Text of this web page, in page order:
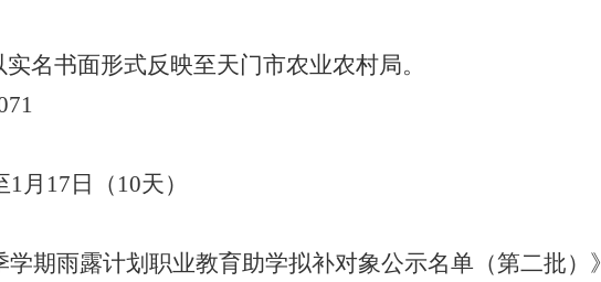
名书面形式反映至天门市农业农村局。
月17日（10天）
期雨露计划职业教育助学拟补对象公示名单（第二批）》